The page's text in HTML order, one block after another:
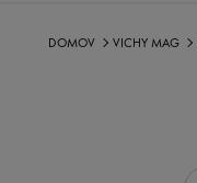
DOMOV VICHY MAG